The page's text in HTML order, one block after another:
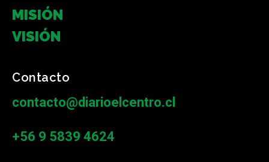
MISIÓN
VISIÓN
Contacto
contacto@diarioelcentro.cl
+56 9 5839 4624